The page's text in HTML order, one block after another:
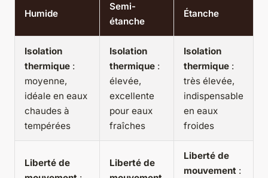
Humide
Semi-
étanche
Étanche
Isolation
thermique :
moyenne,
idéale en eaux
chaudes à
tempérées
Isolation
thermique :
élevée,
excellente
pour eaux
fraîches
Isolation
thermique :
très élevée,
indispensable
en eaux
froides
Liberté de
Liberté de
Liberté de
mouvement :